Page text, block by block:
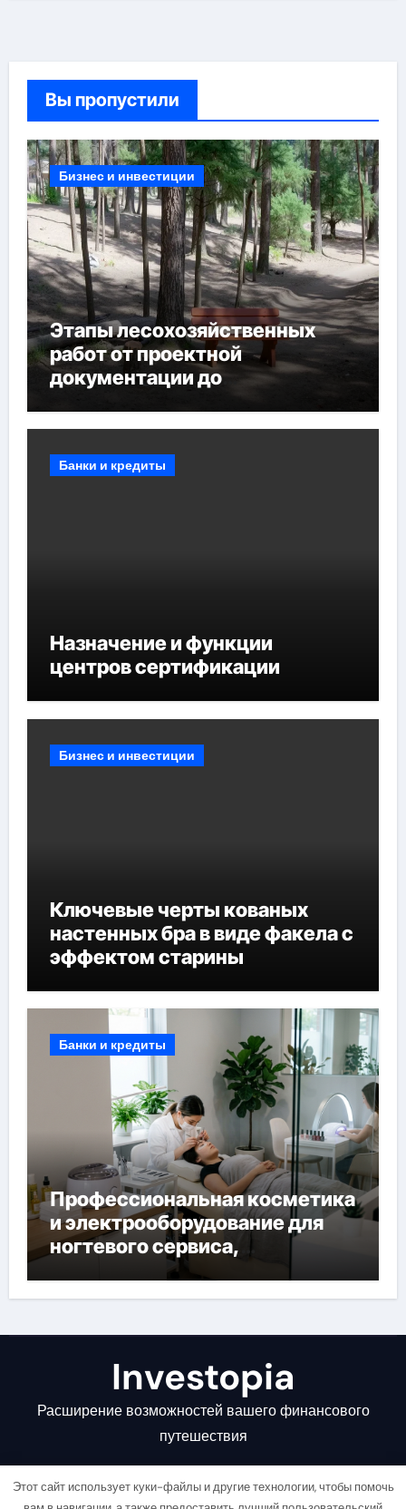
Вы пропустили
Бизнес и инвестиции
Этапы лесохозяйственных
работ от проектной
документации до
мероприятий и обустройства
Банки и кредиты
Назначение и функции
центров сертификации
Бизнес и инвестиции
Ключевые черты кованых
настенных бра в виде факела с
эффектом старины
Банки и кредиты
Профессиональная косметика
и электрооборудование для
ногтевого сервиса,
наращивания ресниц и
депиляции
Investopia
Расширение возможностей вашего финансового
путешествия
Этот сайт использует куки-файлы и другие технологии, чтобы помочь